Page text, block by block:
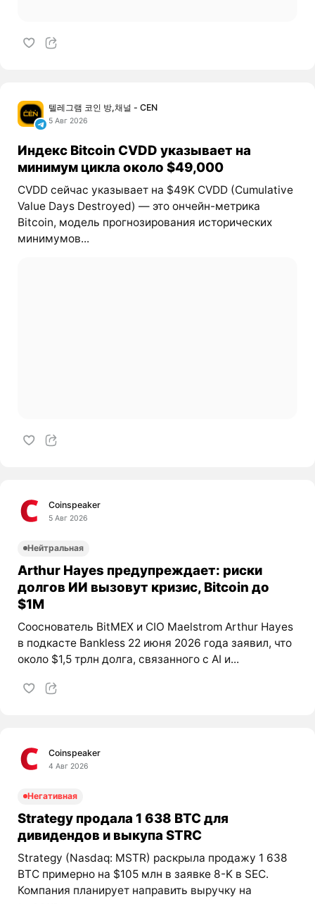
텔레그램 코인 방,채널 - CEN
5 Авг 2026
Индекс Bitcoin CVDD указывает на
минимум цикла около $49,000
CVDD сейчас указывает на $49K CVDD (Cumulative
Value Days Destroyed) — это ончейн-метрика
Bitcoin, модель прогнозирования исторических
минимумов...
Coinspeaker
5 Авг 2026
Нейтральная
Arthur Hayes предупреждает: риски
долгов ИИ вызовут кризис, Bitcoin до
$1M
Сооснователь BitMEX и CIO Maelstrom Arthur Hayes
в подкасте Bankless 22 июня 2026 года заявил, что
около $1,5 трлн долга, связанного с AI и...
Coinspeaker
4 Авг 2026
Негативная
Strategy продала 1 638 BTC для
дивидендов и выкупа STRC
Strategy (Nasdaq: MSTR) раскрыла продажу 1 638
BTC примерно на $105 млн в заявке 8-K в SEC.
Компания планирует направить выручку на